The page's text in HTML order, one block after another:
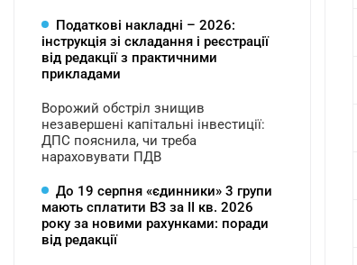
Податкові накладні – 2026:
інструкція зі складання і реєстрації
від редакції з практичними
прикладами
Ворожий обстріл знищив
незавершені капітальні інвестиції:
ДПС пояснила, чи треба
нараховувати ПДВ
До 19 серпня «єдинники» 3 групи
мають сплатити ВЗ за ІІ кв. 2026
року за новими рахунками: поради
від редакції